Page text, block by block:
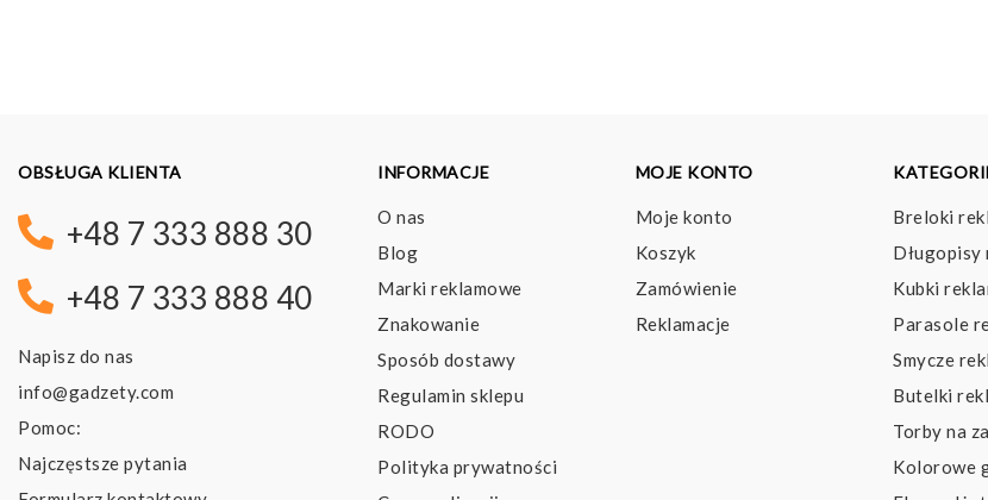
OBSŁUGA KLIENTA
+48 7 333 888 30
+48 7 333 888 40
Napisz do nas
info@gadzety.com
Pomoc:
Najczęstsze pytania
INFORMACJE
O nas
Blog
Marki reklamowe
Znakowanie
Sposób dostawy
Regulamin sklepu
RODO
Polityka prywatności
MOJE KONTO
Moje konto
Koszyk
Zamówienie
Reklamacje
Breloki
Długopisy
Kubki
Parasole
Smycze
Butelki
Torby na
Kolorowe